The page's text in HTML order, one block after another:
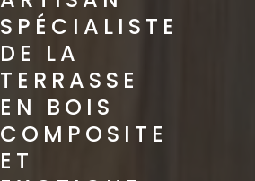
SPÉCIALISTE
DE LA
TERRASSE
EN BOIS
COMPOSITE
ET